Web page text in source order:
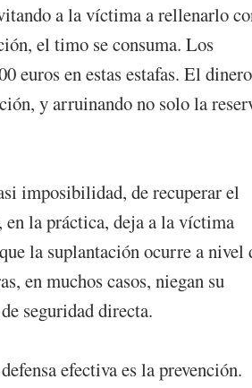
a la víctima a rellenarlo
el timo se consuma. Los
euros en estas estafas. El dinero
y arruinando no solo la
imposibilidad, de recuperar el
en la práctica, deja a la víctima
la suplantación ocurre a nivel
en muchos casos, niegan su
seguridad directa.
efectiva es la prevención.